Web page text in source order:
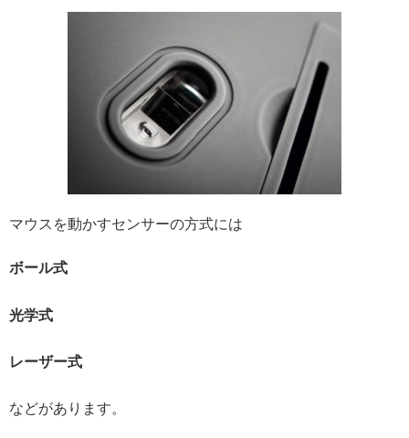
マウスを動かすセンサーの方式には
ボール式
光学式
レーザー式
などがあります。